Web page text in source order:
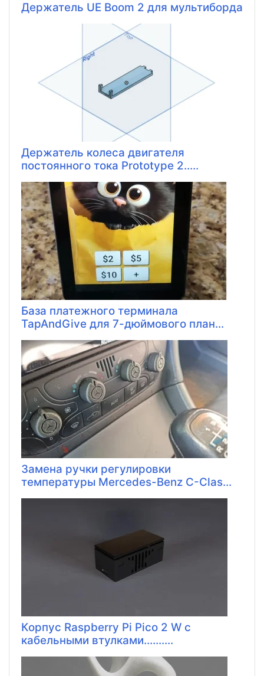
Держатель UE Boom 2 для мультиборда
Держатель колеса двигателя
постоянного тока Prototype 2.....
База платежного терминала
TapAndGive для 7-дюймового план...
Замена ручки регулировки
температуры Mercedes-Benz C-Clas...
Корпус Raspberry Pi Pico 2 W с
кабельными втулками..........